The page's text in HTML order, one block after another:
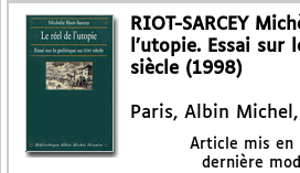
RIOT-SARCEY
l’utopie. Essai
siècle (1998)
Paris, Albin
Article mis en
dernière